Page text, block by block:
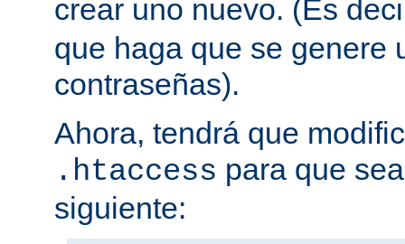
crear uno nuevo. (Es
que haga que se genere
contraseñas).
Ahora, tendrá que
.htaccess para que
siguiente: